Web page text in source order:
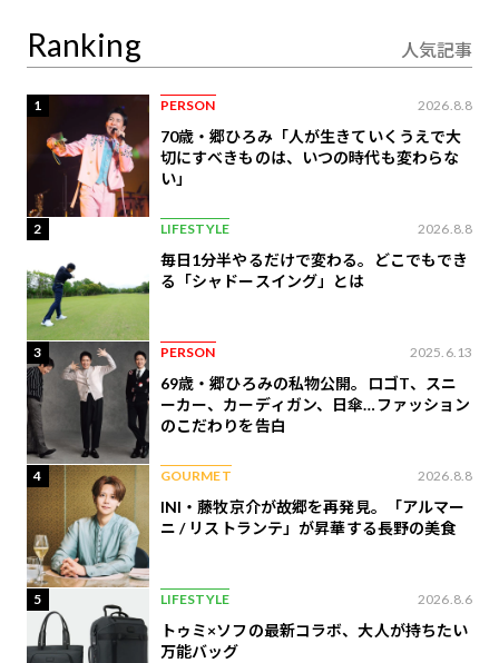
Ranking 人気記事
1 PERSON 2026.8.8
70歳・郷ひろみ「人が生きていくうえで大
切にすべきものは、いつの時代も変わらな
い」
2 LIFESTYLE 2026.8.8
毎日1分半やるだけで変わる。どこでもでき
る「シャドースイング」とは
3 PERSON 2025.6.13
69歳・郷ひろみの私物公開。ロゴT、スニ
ーカー、カーディガン、日傘…ファッション
のこだわりを告白
4 GOURMET 2026.8.8
INI・藤牧京介が故郷を再発見。「アルマー
ニ / リストランテ」が昇華する長野の美食
5 LIFESTYLE 2026.8.6
トゥミ×ソフの最新コラボ、大人が持ちたい
万能バッグ